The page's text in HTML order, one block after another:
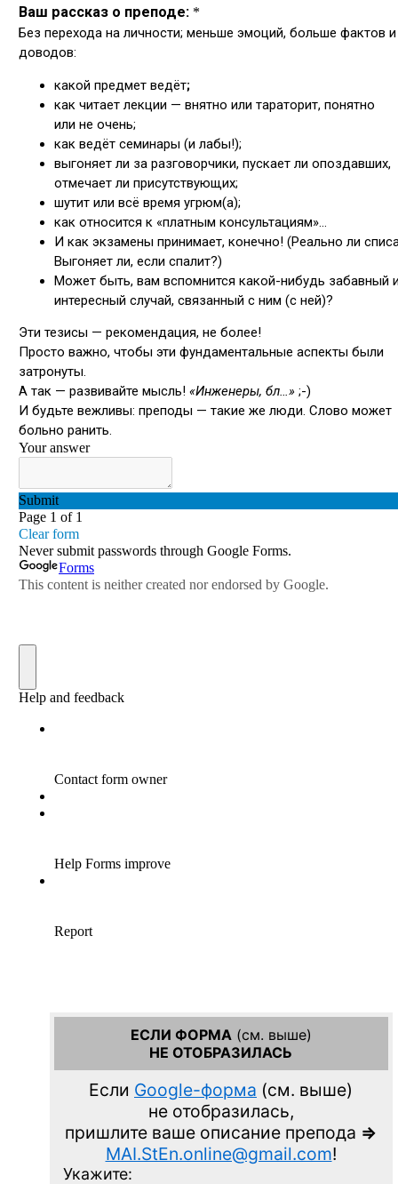
ЕСЛИ ФОРМА (см. выше)
НЕ ОТОБРАЗИЛАСЬ
Если Google-форма (см. выше)
не отобразилась,
пришлите ваше описание препода =>
MAI.StEn.online@gmail.com!
Укажите: